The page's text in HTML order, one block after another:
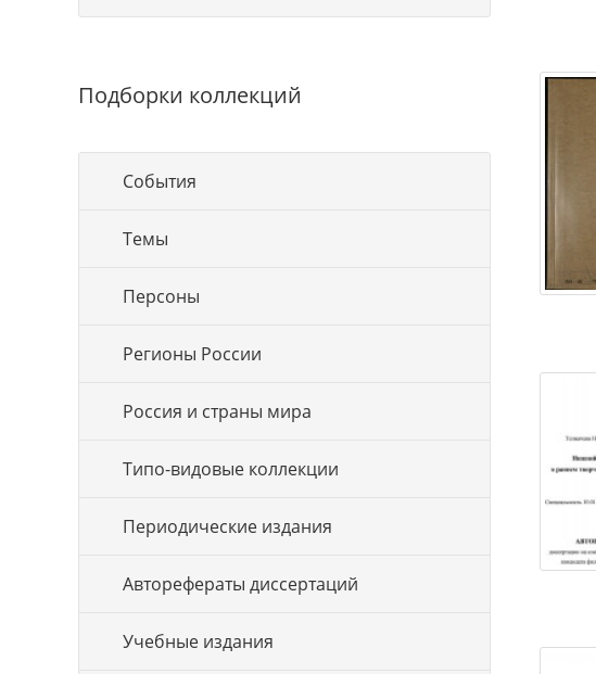
Подборки коллекций
События
Темы
Персоны
Регионы России
Россия и страны мира
Типо-видовые коллекции
Периодические издания
Авторефераты диссертаций
Учебные издания